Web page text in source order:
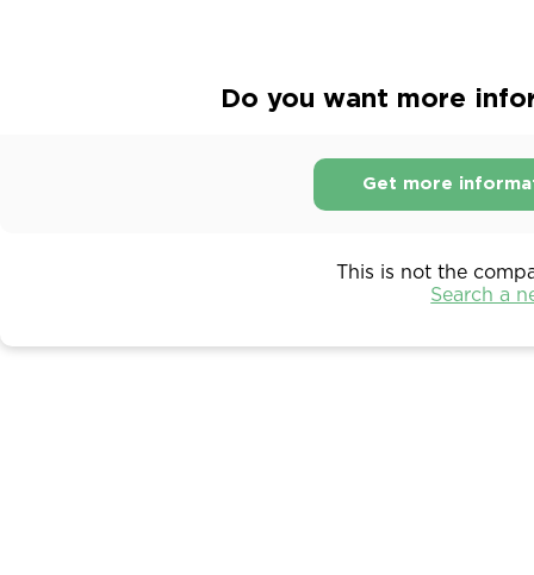
Do you want more
Get more
This is not the
Search a